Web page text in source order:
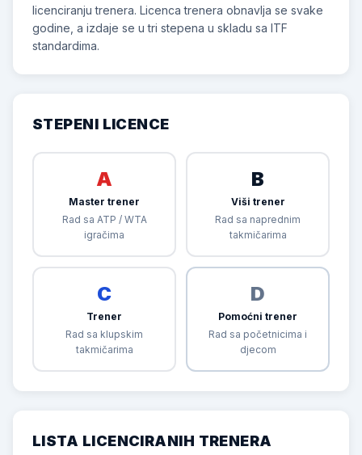
licenciranju trenera. Licenca trenera obnavlja se svake
godine, a izdaje se u tri stepena u skladu sa ITF
standardima.
STEPENI LICENCE
A
Master trener
Rad sa ATP / WTA
igračima
B
Viši trener
Rad sa naprednim
takmičarima
C
Trener
Rad sa klupskim
takmičarima
D
Pomoćni trener
Rad sa početnicima i
djecom
LISTA LICENCIRANIH TRENERA